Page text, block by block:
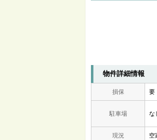
物件詳細情報
損保 要
駐車場 な
現況 空